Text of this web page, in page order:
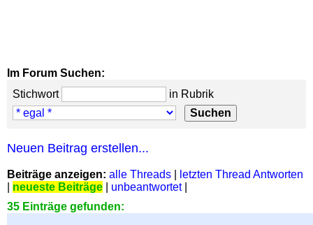
Im Forum Suchen:
Stichwort
in Rubrik
Neuen Beitrag erstellen...
Beiträge anzeigen: alle Threads
letzten Thread Antworten
neueste Beiträge unbeantwortet|
35 Einträge gefunden: